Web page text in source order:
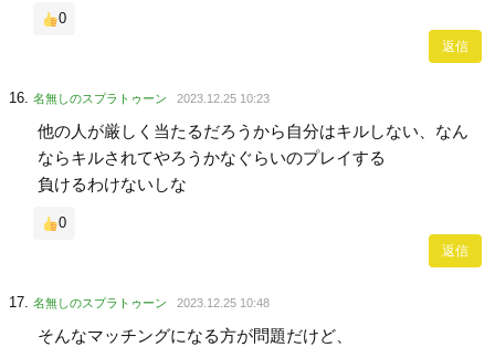
0
返信
名無しのスプラトゥーン 2023.12.25 10:23
他の人が厳しく当たるだろうから自分はキルしない、なん
ならキルされてやろうかなぐらいのプレイする
負けるわけないしな
0
返信
名無しのスプラトゥーン 2023.12.25 10:48
そんなマッチングになる方が問題だけど、